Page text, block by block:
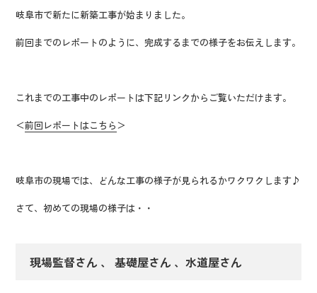
岐阜市で新たに新築工事が始まりました。
前回までのレポートのように、完成するまでの様子をお伝えします。
これまでの工事中のレポートは下記リンクからご覧いただけます。
＜前回レポートはこちら＞
岐阜市の現場では、どんな工事の様子が見られるかワクワクします♪
さて、初めての現場の様子は・・
現場監督さん 、 基礎屋さん 、水道屋さん